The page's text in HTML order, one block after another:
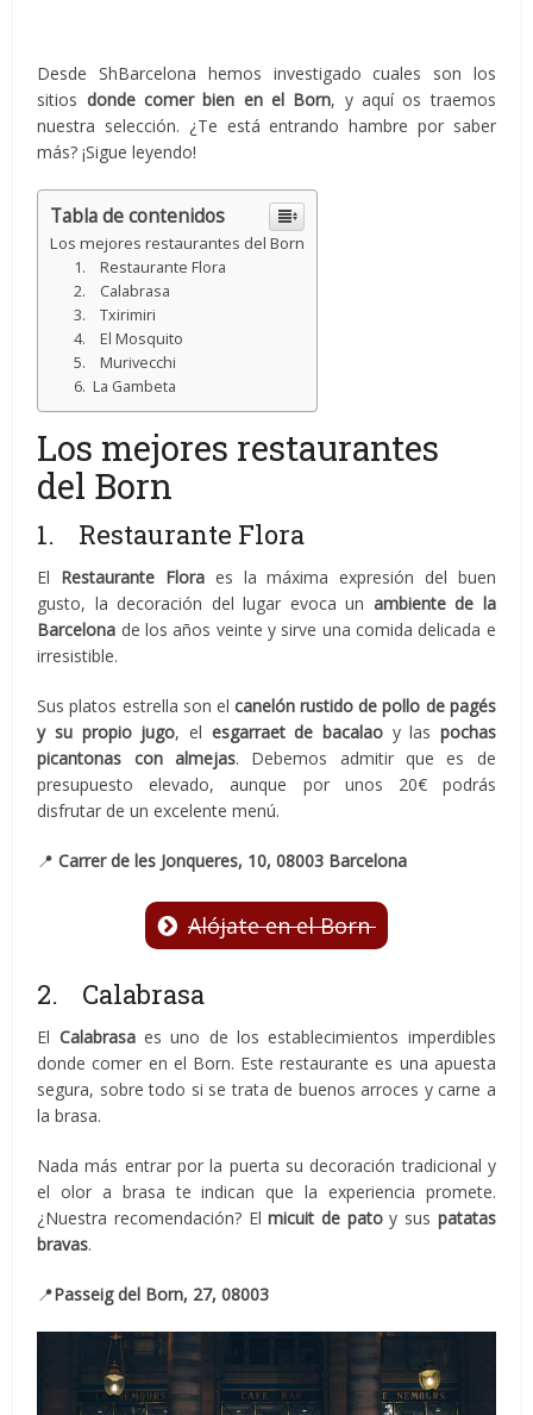
Desde ShBarcelona hemos investigado cuales son los
sitios donde comer bien en el Born, y aquí os traemos
nuestra selección. ¿Te está entrando hambre por saber
más? ¡Sigue leyendo!
Tabla de contenidos
Los mejores restaurantes del Born
1. Restaurante Flora
2. Calabrasa
3. Txirimiri
4. El Mosquito
5. Murivecchi
6. La Gambeta
Los mejores restaurantes
del Born
1. Restaurante Flora
El Restaurante Flora es la máxima expresión del buen
gusto, la decoración del lugar evoca un ambiente de la
Barcelona de los años veinte y sirve una comida delicada e
irresistible.
Sus platos estrella son el canelón rustido de pollo de pagés
y su propio jugo, el esgarraet de bacalao y las pochas
picantonas con almejas. Debemos admitir que es de
presupuesto elevado, aunque por unos 20€ podrás
disfrutar de un excelente menú.
📍Carrer de les Jonqueres, 10, 08003 Barcelona
Alójate en el Born
2. Calabrasa
El Calabrasaes uno de los establecimientos imperdibles
donde comer en el Born. Este restaurante es una apuesta
segura, sobre todo si se trata de buenos arroces y carne a
la brasa.
Nada más entrar por la puerta su decoración tradicional y
el olor a brasa te indican que la experiencia promete.
¿Nuestra recomendación? Elmicuit de patoy sus patatas
bravas.
📍Passeig del Born, 27, 08003